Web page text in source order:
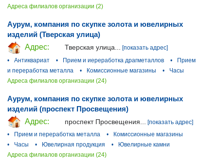
Адреса филиалов организации (2)
Аурум, компания по скупке золота и ювелирных
изделий (Тверская улица)
Адрес:
Тверская улица...
[показать адрес]
•
Антиквариат • Прием и иереработка драгметаллов •
Прием
и переработка металла
• Комиссионные магазины •
Часы
Адреса филиалов организации (24)
Аурум, компания по скупке золота и ювелирных
изделий (проспект Просвещения)
Адрес:
проспект Просвещения...
[показать адрес]
•
Прием и переработка металла •
Комиссионные магазины
•
Часы • Ювелирная продукция •
Ювелирные камни
Адреса филиалов организации (24)